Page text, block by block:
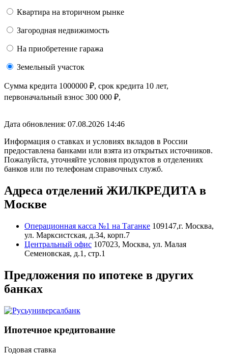
Квартира на вторичном рынке
Загородная недвижимость
На приобретение гаража
Земельный участок
Сумма кредита 1000000 ₽, срок кредита 10 лет,
первоначальный взнос 300 000 ₽,
Дата обновления: 07.08.2026 14:46
Информация о ставках и условиях вкладов в России
предоставлена банками или взята из открытых источников.
Пожалуйста, уточняйте условия продуктов в отделениях
банков или по телефонам справочных служб.
Адреса отделений ЖИЛКРЕДИТА в
Москве
Операционная касса №1 на Таганке 109147,г. Москва,
ул. Марксистская, д.34, корп.7
Центральный офис 107023, Москва, ул. Малая
Семеновская, д.1, стр.1
Предложения по ипотеке в других
банках
Ипотечное кредитование
Годовая ставка